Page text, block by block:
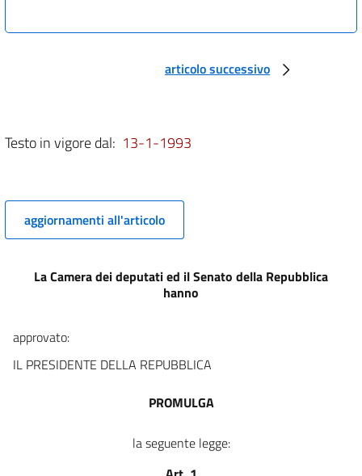
articolo successivo
Testo in vigore dal: 13-1-1993
aggiornamenti all'articolo
La Camera dei deputati ed il Senato della Repubblica
hanno
approvato:
IL PRESIDENTE DELLA REPUBBLICA
PROMULGA
la seguente legge: